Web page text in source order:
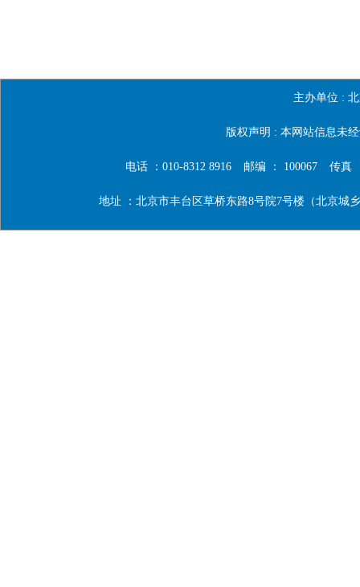
主办单位 :
版权声明 : 本网站信息未
电话 ：010-8312 8916 邮编 ： 100067 传真
地址 ：北京市丰台区草桥东路8号院7号楼（北京城